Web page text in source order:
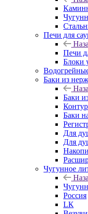
Печи для
Печи
Блоки
Баки из
Баки
Баки
Для
Для
Чугунное
Россия
LК